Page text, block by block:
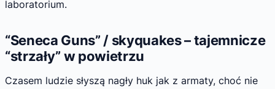
laboratorium.
“Seneca Guns” / skyquakes – tajemnicze
“strzały” w powietrzu
Czasem ludzie słyszą nagły huk jak z armaty, choć nie